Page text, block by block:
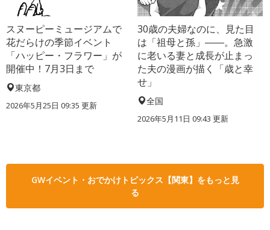
スヌーピーミュージアムで
花だらけの季節イベント
「ハッピー・フラワー」が
開催中！7月3日まで
東京都
2026年5月25日 09:35 更新
30歳の夫婦なのに、見た目
は「祖母と孫」――。急激
に老いる妻と成長が止まっ
た夫の漫画が描く「歳と幸
せ」
全国
2026年5月11日 09:43 更新
GWイベント・おでかけトピックス【関東】をもっと見
る